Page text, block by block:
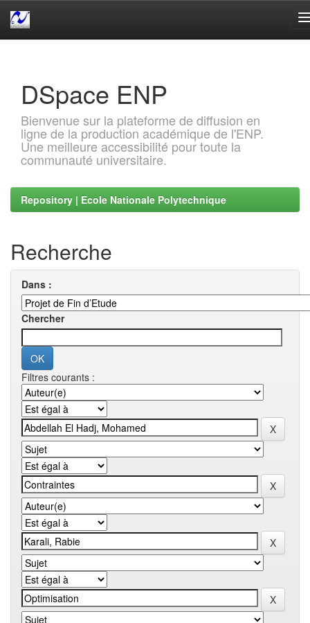
DSpace ENP
Bienvenue sur la plateforme de diffusion en
ligne de la production académique de l'ENP.
Une meilleure accessibilité pour toute la
communauté universitaire.
Repository | Ecole Nationale Polytechnique
Recherche
Dans :
Chercher
Filtres courants :